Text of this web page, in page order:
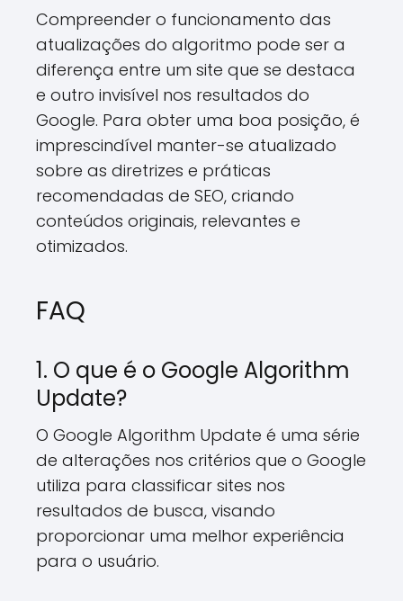
Compreender o funcionamento das
atualizações do algoritmo pode ser a
diferença entre um site que se destaca
e outro invisível nos resultados do
Google. Para obter uma boa posição, é
imprescindível manter-se atualizado
sobre as diretrizes e práticas
recomendadas de SEO, criando
conteúdos originais, relevantes e
otimizados.
FAQ
1. O que é o Google Algorithm
Update?
O Google Algorithm Update é uma série
de alterações nos critérios que o Google
utiliza para classificar sites nos
resultados de busca, visando
proporcionar uma melhor experiência
para o usuário.